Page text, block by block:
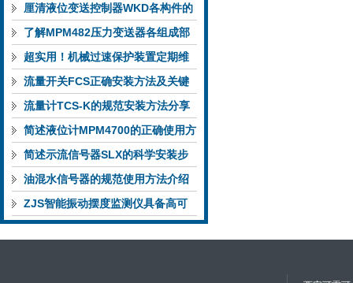
件的功能特点与性能指标
厘清液位变送控制器WKD各构件的
功能特性稳定完成液位监测
了解MPM482压力变送器各组成部
件功能特点有助于提升选型合理性
超实用！机械过速保护装置定期维
护保养方法大汇总
流量开关FCS正确安装方法及关键
要点专业分享
流量计TCS-K的规范安装方法分享
简述液位计MPM4700的正确使用方
法
简述示流信号器SLX的科学安装步
骤
油混水信号器的规范使用方法介绍
ZJS智能振动摆度监测仪具备高可
靠性与自诊断能力